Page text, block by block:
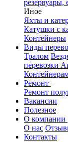
резервуары,
Иное
Яхты и
Катушки с
Контейнеры
Виды
Тралом
перевозки
Ремонт
Ремонт
Вакансии
Полезное
О компании
О нас
Контакты